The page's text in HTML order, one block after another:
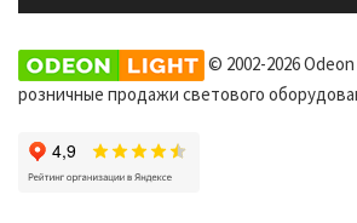
© 2002-2026
розничные продажи светового